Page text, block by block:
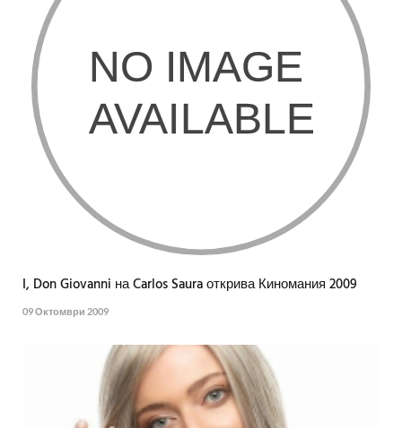
I, Don Giovanni на Carlos Saura открива Киномания 2009
09 Октомври 2009